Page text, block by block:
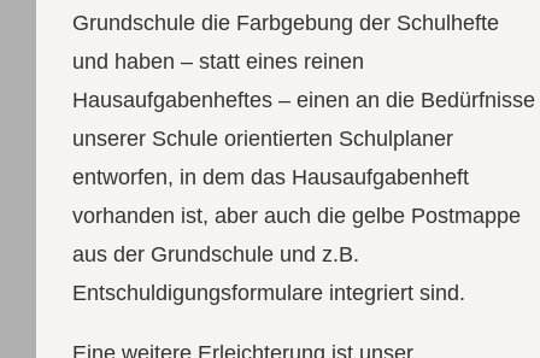
Grundschule die Farbgebung der Schulhefte
und haben – statt eines reinen
Hausaufgabenheftes – einen an die Bedürfnisse
unserer Schule orientierten Schulplaner
entworfen, in dem das Hausaufgabenheft
vorhanden ist, aber auch die gelbe Postmappe
aus der Grundschule und z.B.
Entschuldigungsformulare integriert sind.
Eine weitere Erleichterung ist unser